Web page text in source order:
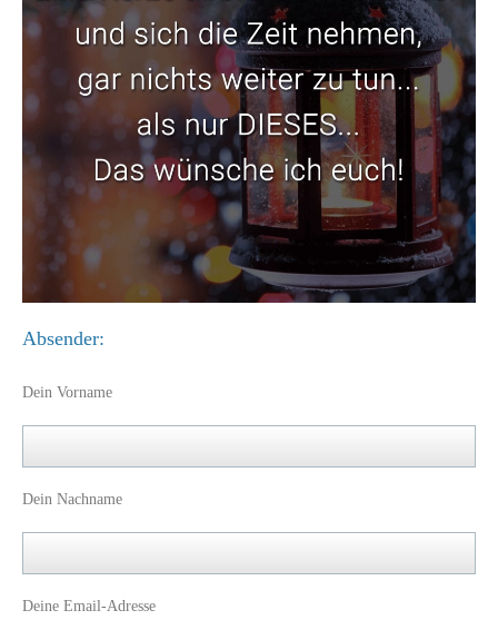
Absender:
Dein Vorname
Dein Nachname
Deine Email-Adresse